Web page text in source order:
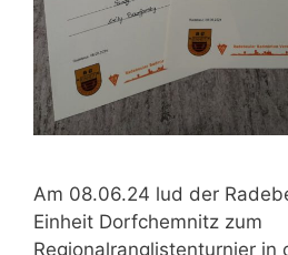
Am 08.06.24 lud der
Einheit Dorfchemnitz zum
Regionalranglistenturnier in